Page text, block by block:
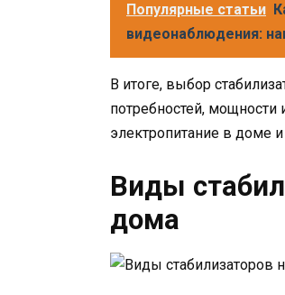
Популярные статьи
видеонаблюдения:
В итоге, выбор
потребностей, мощности
электропитание в доме
Виды
дома